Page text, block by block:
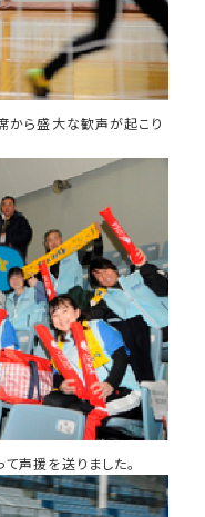
から盛大な歓声が起こり
声援を送りました。